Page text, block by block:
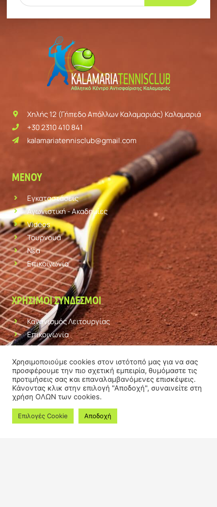
Χηλής 12 (Γήπεδο Απόλλων Καλαμαριάς) Καλαμαριά
+30 2310 410 841
kalamariatennisclub@gmail.com
ΜΕΝΟΎ
Εγκαταστάσεις
Αγωνιστική - Ακαδημίες
Videos
Τουρνουά
Νέα
Επικοινωνία
ΧΡΉΣΙΜΟΙ ΣΎΝΔΕΣΜΟΙ
Κανονισμός Λειτουργίας
Επικοινωνία
Links
Κανονισμοί
Χρησιμοποιούμε cookies στον ιστότοπό μας για να σας
προσφέρουμε την πιο σχετική εμπειρία, θυμόμαστε τις
προτιμήσεις σας και επαναλαμβανόμενες επισκέψεις.
Κάνοντας κλικ στην επιλογή "Αποδοχή", συναινείτε στη
χρήση ΟΛΩΝ των cookies.
Επιλογές Cookie Αποδοχή